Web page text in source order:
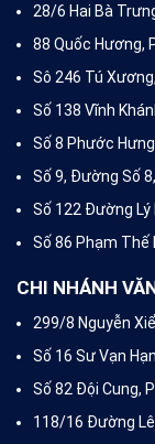
28/6 Hai Bà
88 Quốc Hương,
Sô 246 Tú
Số 138 Vĩnh
Số 8 Phước
Số 9, Đường Số
Số 122 Đường Lý
Số 86 Phạm Thế
CHI NHÁNH
299/8 Nguyễn
Số 16 Sư Vạn
Số 82 Đội Cung,
118/16 Đường